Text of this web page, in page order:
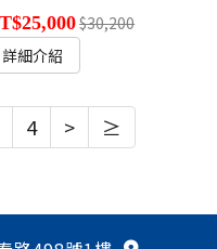
$30,200
詳細介紹
4 > ≥